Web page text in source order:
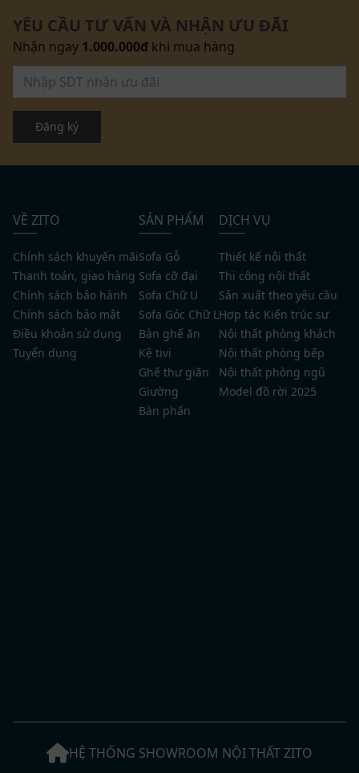
YÊU CẦU TƯ VẤN VÀ NHẬN ƯU ĐÃI
Nhận ngay 1.000.000đ khi mua hàng
Đăng ký
VỀ ZITO
Chính sách khuyến mãi
Thanh toán, giao hàng
Chính sách bảo hành
Chính sách bảo mật
Điều khoản sử dụng
Tuyển dụng
SẢN PHẨM
Sofa Gỗ
Sofa cỡ đại
Sofa Chữ U
Sofa Góc Chữ L
Bàn ghế ăn
Kệ tivi
Ghế thư giãn
Giường
Bàn phấn
DỊCH VỤ
Thiết kế nội thất
Thi công nội thất
Sản xuất theo yêu cầu
Hợp tác Kiến trúc sư
Nội thất phòng khách
Nội thất phòng bếp
Nội thất phòng ngủ
Model đồ rời 2025
HỆ THỐNG SHOWROOM NỘI THẤT ZITO